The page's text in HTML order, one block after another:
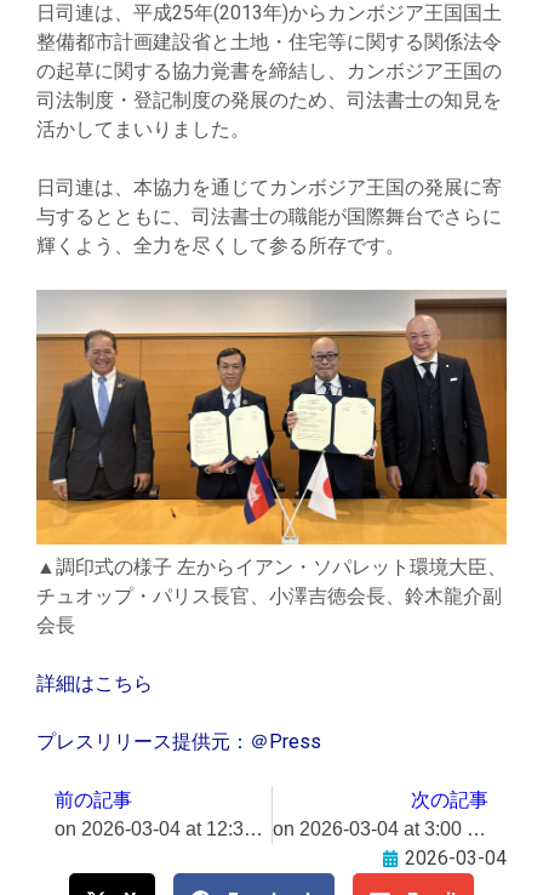
日司連は、平成25年(2013年)からカンボジア王国国土
整備都市計画建設省と土地・住宅等に関する関係法令
の起草に関する協力覚書を締結し、カンボジア王国の
司法制度・登記制度の発展のため、司法書士の知見を
活かしてまいりました。
日司連は、本協力を通じてカンボジア王国の発展に寄
与するとともに、司法書士の職能が国際舞台でさらに
輝くよう、全力を尽くして参る所存です。
▲調印式の様子 左からイアン・ソパレット環境大臣、
チュオップ・パリス長官、小澤吉徳会長、鈴木龍介副
会長
詳細はこちら
プレスリリース提供元：＠Press
前の記事
on 2026-03-04 at 12:30 PM 神楽坂 街歩きイマーシブシアター『記憶の質屋 ほの灯り堂』4月22日(水)～5月3日(日・祝)本公演決定！ 声の出演に梅津瑞樹、寺崎裕香 チケット一般発売開始​＠Press 最新のプレスリリース一覧
次の記事
on 2026-03-04 at 3:00 PM 東武限定「桜」スイーツやワンハンドのお惣菜に注目！「桜グルメ」3月12日(木)から展開​＠Press 最新のプレスリリース一覧
2026-03-04